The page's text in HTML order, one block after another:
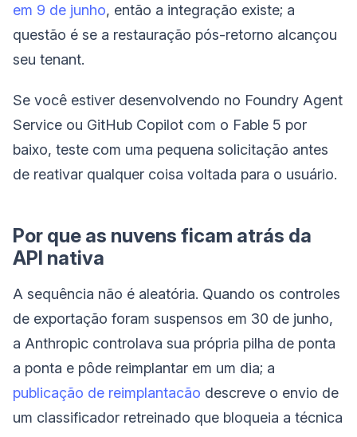
em 9 de junho, então a integração existe; a
questão é se a restauração pós-retorno alcançou
seu tenant.
Se você estiver desenvolvendo no Foundry Agent
Service ou GitHub Copilot com o Fable 5 por
baixo, teste com uma pequena solicitação antes
de reativar qualquer coisa voltada para o usuário.
Por que as nuvens ficam atrás da
API nativa
A sequência não é aleatória. Quando os controles
de exportação foram suspensos em 30 de junho,
a Anthropic controlava sua própria pilha de ponta
a ponta e pôde reimplantar em um dia; a
publicação de reimplantacão descreve o envio de
um classificador retreinado que bloqueia a técnica